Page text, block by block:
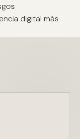
digital más